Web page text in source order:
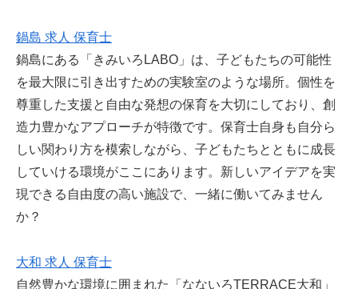
鍋島 求人 保育士
鍋島にある「きみいろLABO」は、子どもたちの可能性
を最大限に引き出すための実験室のような場所。個性を
尊重した支援と自由な発想の保育を大切にしており、創
造力豊かなアプローチが特徴です。保育士自身も自分ら
しい関わり方を模索しながら、子どもたちとともに成長
していける環境がここにあります。新しいアイデアを実
現できる自由度の高い施設で、一緒に働いてみません
か？
大和 求人 保育士
自然豊かな環境に囲まれた「なないろTERRACE大和」